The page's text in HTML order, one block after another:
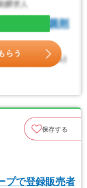
保存する
プで登録販売者